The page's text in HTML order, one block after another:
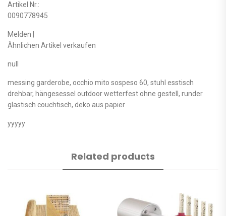
Artikel Nr.:
0090778945
Melden |
Ähnlichen Artikel verkaufen
null
messing garderobe, occhio mito sospeso 60, stuhl esstisch
drehbar, hängesessel outdoor wetterfest ohne gestell, runder
glastisch couchtisch, deko aus papier
yyyyy
Related products